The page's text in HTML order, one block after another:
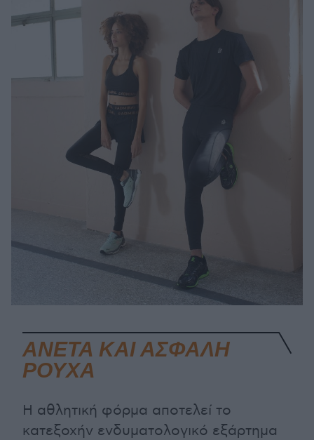
ΑΝΕΤΑ ΚΑΙ ΑΣΦΑΛΗ
ΡΟΥΧΑ
Η αθλητική φόρμα αποτελεί το
κατεξοχήν ενδυματολογικό εξάρτημα